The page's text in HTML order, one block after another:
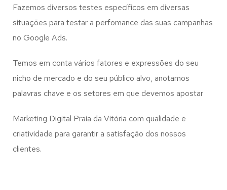
Fazemos diversos testes específicos em diversas
situações para testar a perfomance das suas campanhas
no Google Ads.
Temos em conta vários fatores e expressões do seu
nicho de mercado e do seu público alvo, anotamos
palavras chave e os setores em que devemos apostar
Marketing Digital Praia da Vitória com qualidade e
criatividade para garantir a satisfação dos nossos
clientes.